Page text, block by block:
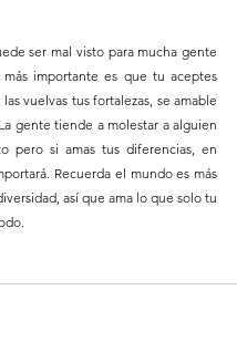
ser mal visto para mucha gente
importante es que tu aceptes
vuelvas tus fortalezas, se amable
gente tiende a molestar a alguien
pero si amas tus diferencias, en
Recuerda el mundo es más
así que ama lo que solo tu